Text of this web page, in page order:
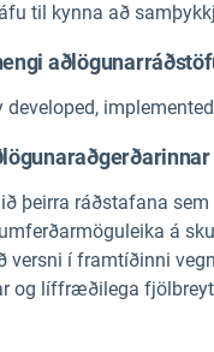
til kynna að
developed,
þeirra ráðstafana
á
versni í framtíðinni
og líffræðilega